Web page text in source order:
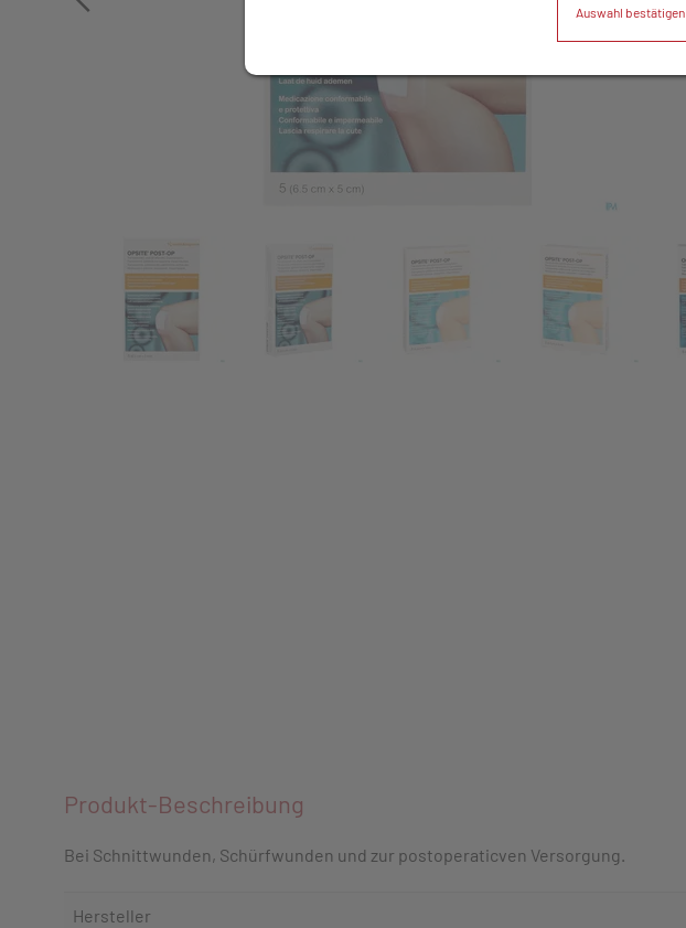
Produkt-Beschreibung
Bei Schnittwunden, Schürfwunden und zur postoperaticven Versorgung.
Hersteller
Auswahl bestätigen